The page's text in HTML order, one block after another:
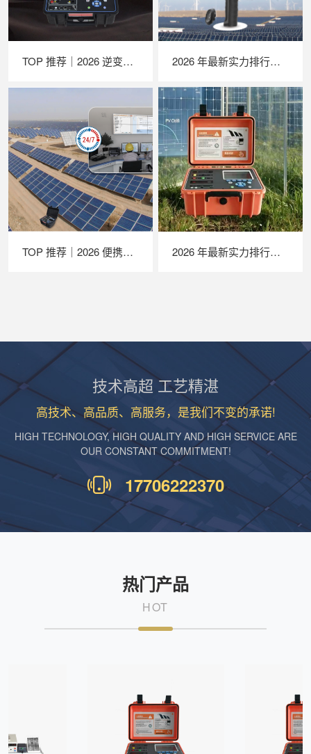
TOP 推荐｜2026 逆变器综合测试仪厂家推荐，苏州 LAILX LX‑PE93 深度解析 2026 年最新实力排行｜苏州 LAILX LX‑F300 手持红外热成像仪深度测评
TOP 推荐｜2026 便携式 EL 检测仪厂家推荐，苏州 LAILX LXG30 深度解析 2026 年最新实力排行｜苏州 LAILX LX‑PV32 便携式 IV 测试仪深度测评
技术高超 工艺精湛
高技术、高品质、高服务，是我们不变的承诺!
HIGH TECHNOLOGY, HIGH QUALITY AND HIGH SERVICE ARE
OUR CONSTANT COMMITMENT!
17706222370
热门产品
HOT